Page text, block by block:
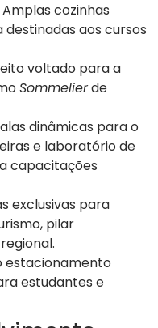
Amplas cozinhas
aos cursos
voltado para a
Sommelierde
dinâmicas para o
e laboratório de
capacitações
exclusivas para
pilar
estacionamento
estudantes e